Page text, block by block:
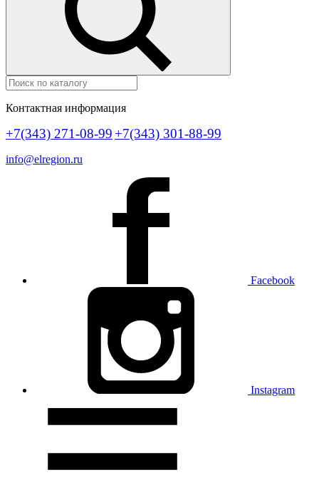
Контактная информация
+7(343) 271-08-99 +7(343) 301-88-99
info@elregion.ru
Facebook
Instagram